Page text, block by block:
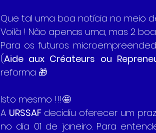
Que tal uma boa notícia no meio
Voilà ! Não apenas uma, mas 2
Para os futuros
(Aide aux Créateurs ou
reforma 🎁
Isto mesmo !!!🤩
A URSSAF decidiu oferecer um
no dia 01 de janeiro. Para